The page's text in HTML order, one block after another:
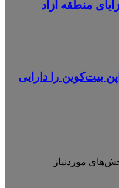
منطقه آزاد
بیت‌کوین را دارایی
موردنیاز